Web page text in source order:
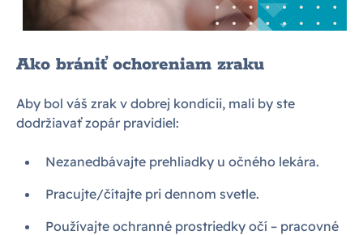
Ako brániť ochoreniam zraku
Aby bol váš zrak v dobrej kondícii, mali by ste
dodržiavať zopár pravidiel:
Nezanedbávajte prehliadky u očného lekára.
Pracujte/čítajte pri dennom svetle.
Používajte ochranné prostriedky očí – pracovné